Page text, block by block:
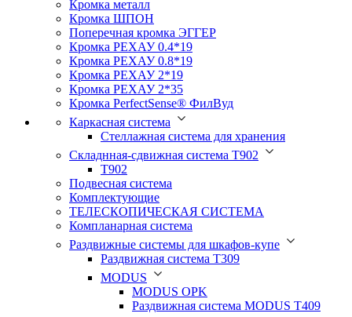
Кромка металл
Кромка ШПОН
Поперечная кромка ЭГГЕР
Кромка PЕХАУ 0.4*19
Кромка PЕХАУ 0.8*19
Кромка PЕХАУ 2*19
Кромка PЕХАУ 2*35
Кромка PerfectSense® ФилВуд
Каркасная система
Стеллажная система для хранения
Складнная-сдвижная система Т902
T902
Подвесная система
Комплектующие
ТЕЛЕСКОПИЧЕСКАЯ СИСТЕМА
Компланарная система
Раздвижные системы для шкафов-купе
Раздвижная система Т309
MODUS
MODUS OPK
Раздвижная система MODUS T409